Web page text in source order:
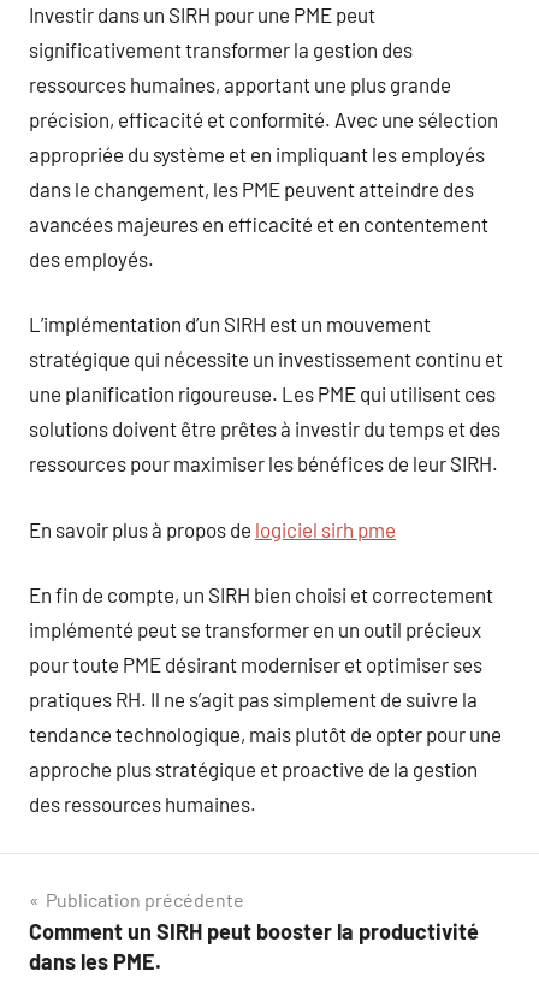
Investir dans un SIRH pour une PME peut
significativement transformer la gestion des
ressources humaines, apportant une plus grande
précision, efficacité et conformité. Avec une sélection
appropriée du système et en impliquant les employés
dans le changement, les PME peuvent atteindre des
avancées majeures en efficacité et en contentement
des employés.
L’implémentation d’un SIRH est un mouvement
stratégique qui nécessite un investissement continu et
une planification rigoureuse. Les PME qui utilisent ces
solutions doivent être prêtes à investir du temps et des
ressources pour maximiser les bénéfices de leur SIRH.
En savoir plus à propos de logiciel sirh pme
En fin de compte, un SIRH bien choisi et correctement
implémenté peut se transformer en un outil précieux
pour toute PME désirant moderniser et optimiser ses
pratiques RH. Il ne s’agit pas simplement de suivre la
tendance technologique, mais plutôt de opter pour une
approche plus stratégique et proactive de la gestion
des ressources humaines.
Navigation
de
Publication précédente
Comment un SIRH peut booster la productivité
dans les PME.